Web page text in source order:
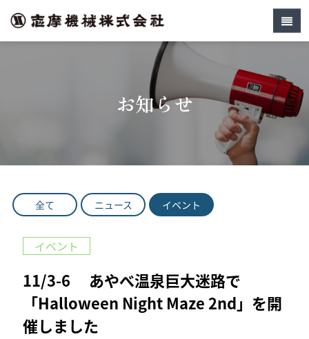
お知らせ
全て ニュース イベント
イベント
11/3-6 あやべ温泉巨大迷路で
「Halloween Night Maze 2nd」を開
催しました